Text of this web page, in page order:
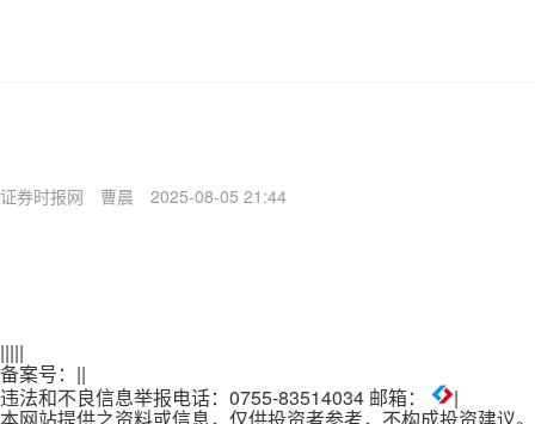
证券时报网 曹晨 2025-08-05 21:44
|||||
备案号： ||
违法和不良信息举报电话：0755-83514034 邮箱：
|
本网站提供之资料或信息，仅供投资者参考，不构成投资建议。